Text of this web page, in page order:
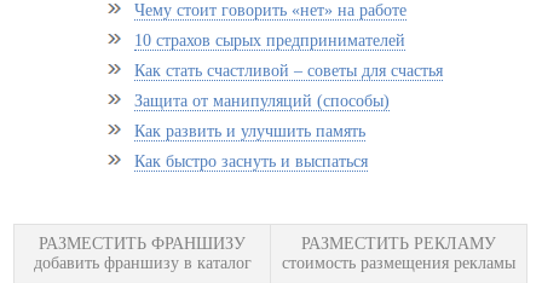
Чему стоит говорить «нет» на работе
10 страхов сырых предпринимателей
Как стать счастливой – советы для счастья
Защита от манипуляций (способы)
Как развить и улучшить память
Как быстро заснуть и выспаться
РАЗМЕСТИТЬ ФРАНШИЗУ
добавить франшизу в каталог
РАЗМЕСТИТЬ РЕКЛАМУ
стоимость размещения рекламы